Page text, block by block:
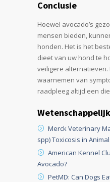
Conclusie
Hoewel avocado’s
mensen bieden,
honden. Het is het
dieet van uw hond te
veiligere alternatieven.
waarnemen van
raadpleeg altijd een
Merck Veterinary
spp) Toxicosis in
American Kennel
Avocado?
PetMD: Can Dogs